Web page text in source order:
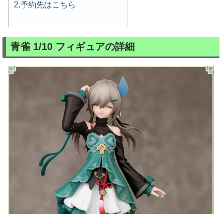
予約先はこちら
青雀 1/10 フィギュアの詳細